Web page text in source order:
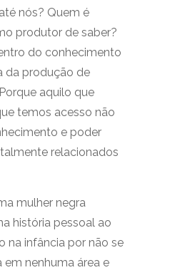
nós? Quem é
produtor de saber?
do conhecimento
da produção de
aquilo que
temos acesso não
e poder
relacionados
mulher negra
história pessoal ao
na infância por não se
em nenhuma área e